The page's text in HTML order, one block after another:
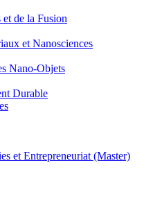
de la Fusion
et Nanosciences
Nano-Objets
Durable
et Entrepreneuriat (Master)